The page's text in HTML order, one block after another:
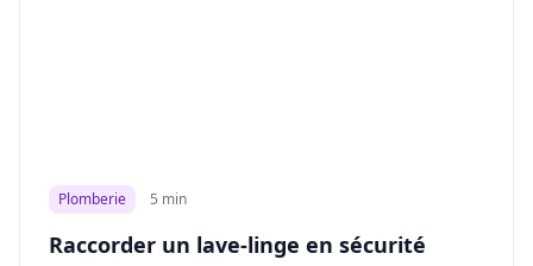
Plomberie 5 min
Raccorder un lave-linge en sécurité